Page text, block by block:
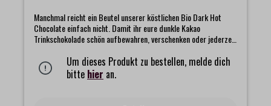
Manchmal reicht ein Beutel unserer köstlichen Bio Dark Hot
Chocolate einfach nicht. Damit ihr eure dunkle Kakao
Trinkschokolade schön aufbewahren, verschenken oder jederzeit
Paket zusammengestellt. Darin findet ihr den klassischen
Beutel unserer intensiven Dark Trinkschokolade, dazu eine
hochwertige Metalldose und einen kleinen Magnet als feines
Um dieses Produkt zu bestellen, melde dich
bitte hier an.